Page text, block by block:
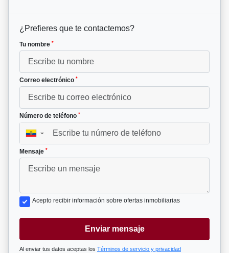
¿Prefieres que te contactemos?
Tu nombre *
Correo electrónico *
Número de teléfono *
▼
Mensaje *
Acepto recibir información sobre ofertas inmobiliarias
Enviar mensaje
Al enviar tus datos aceptas los Términos de servicio y privacidad